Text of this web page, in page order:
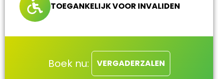
TOEGANKELIJK VOOR INVALIDEN
Boek nu: VERGADERZALEN